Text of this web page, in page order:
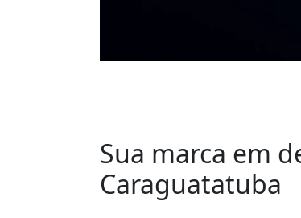
Sua marca em
Caraguatatuba